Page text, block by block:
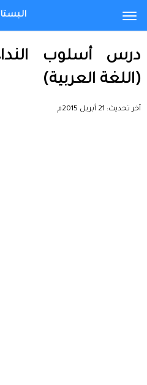
درس أسلوب
(اللغة العربية)
آخر تحديث: 21 أبريل 2015م